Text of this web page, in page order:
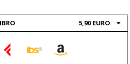
5,90 EURO